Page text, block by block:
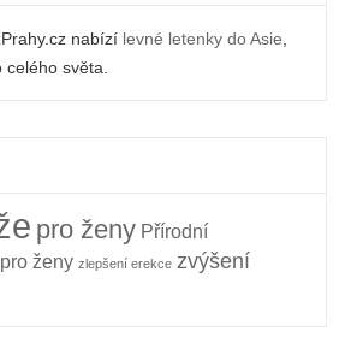
nabízí levné letenky do Asie
světa.
pro ženy Přírodní
ženy zlepšení erekce zvýšení